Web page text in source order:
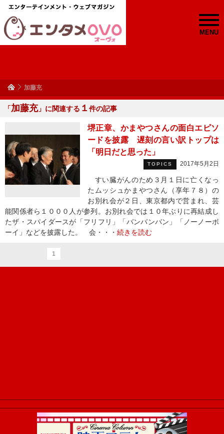
MENU
加藤充
「加藤充」に関連する １ 件の記事
堺正章、かまやつさんの面白エピソ
ードを披露 遅刻の言い訳トップは
「明日だと思った」
TOPICS 2017年5月2日
すい臓がんのため３月１日に亡くなっ
たムッシュかまやつさん（享年７８）の
お別れ会が２日、東京都内で営まれ、芸
能関係者ら１０００人が参列。お別れ会では１０年ぶりに再結成し
たザ・スパイダースが「フリフリ」「バンバンバン」「ノーノーボ
ーイ」などを披露した。 会・・・ 続きを読む
1